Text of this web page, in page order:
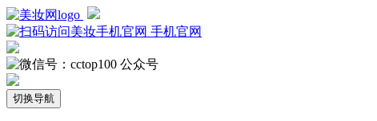
手机官网
公众号
切换导航